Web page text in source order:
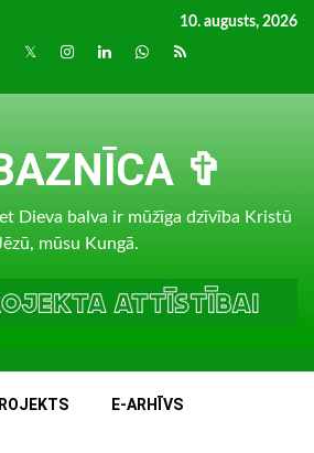
10. augusts, 2026
TwitterInstagram
LinkedInwhatsapp
RSS
✞
Dieva balva ir mūžīga dzīvība Kristū
mūsu Kungā.
E-ARHĪVS